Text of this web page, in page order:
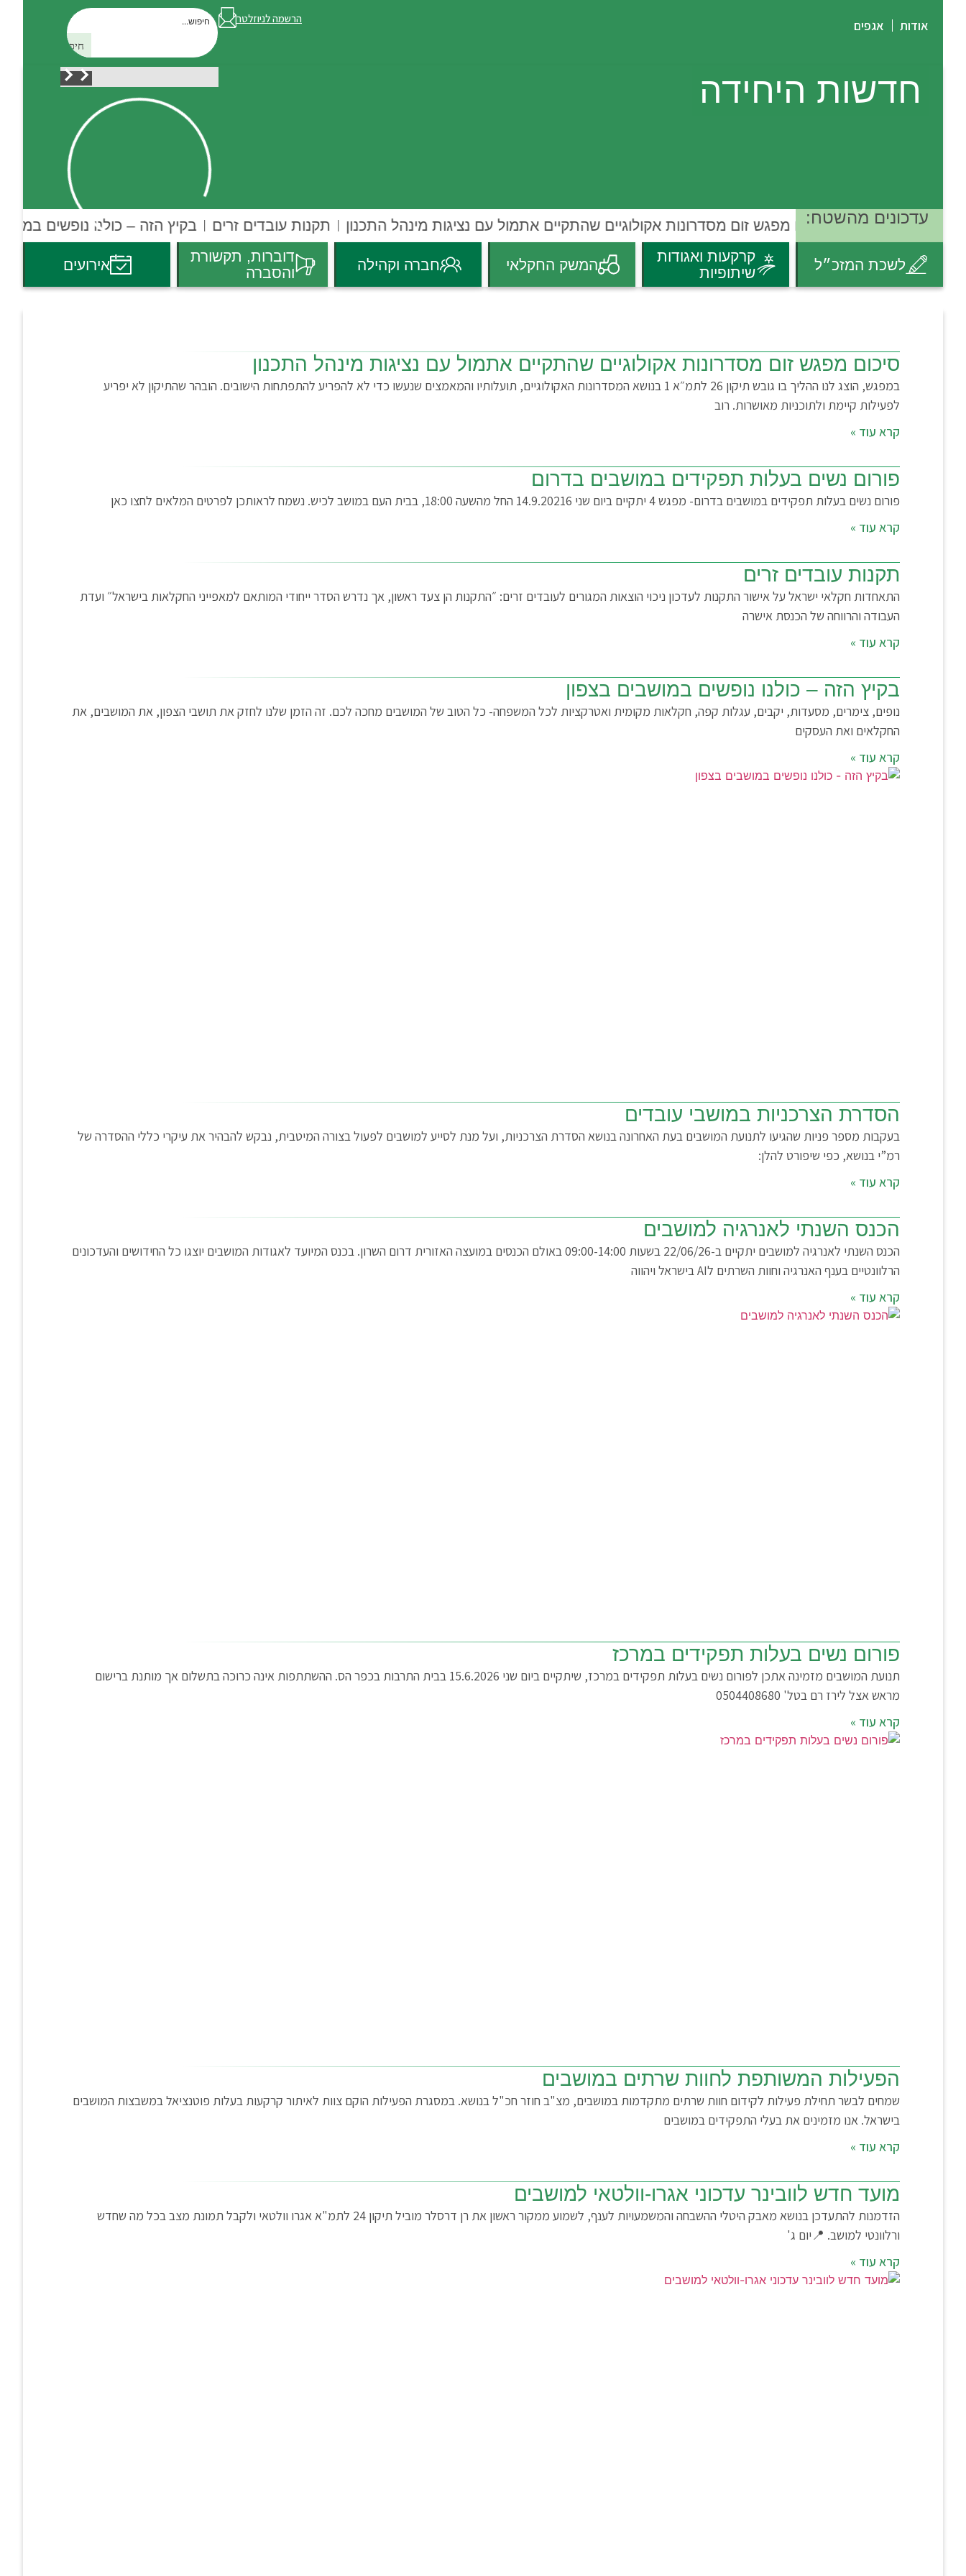
אודות אגפים הרשמה לניוזלטר
חיפוש
חדשות היחידה
עדכונים מהשטח:סיכום מפגש זום מסדרונות אקולוגיים שהתקיים אתמול עם נציגות מינהל התכנון תקנות עובדים זרים בקיץ הזה – כולנו נופשים
לשכת המזכ״ל
קרקעות ואגודות
שיתופיות
המשק החקלאי חברה וקהילה
דוברות, תקשורת
והסברה
אירועים
סיכום מפגש זום מסדרונות אקולוגיים שהתקיים אתמול עם נציגות מינהל התכנון
במפגש, הוצג לנו ההליך בו גובש תיקון 26 לתמ״א 1 בנושא המסדרונות האקולוגיים, תועלותיו והמאמצים שנעשו כדי לא להפריע להתפתחות הישובים. הובהר שהתיקון לא יפריע
לפעילות קיימת ולתוכניות מאושרות. רוב
קרא עוד »
פורום נשים בעלות תפקידים במושבים בדרום
פורום נשים בעלות תפקידים במושבים בדרום- מפגש 4 יתקיים ביום שני 14.9.20216 החל מהשעה 18:00, בבית העם במושב לכיש. נשמח לראותכן לפרטים המלאים לחצו כאן
קרא עוד »
תקנות עובדים זרים
התאחדות חקלאי ישראל על אישור התקנות לעדכון ניכוי הוצאות המגורים לעובדים זרים: ״התקנות הן צעד ראשון, אך נדרש הסדר ייחודי המותאם למאפייני החקלאות בישראל״ ועדת
העבודה והרווחה של הכנסת אישרה
קרא עוד »
בקיץ הזה – כולנו נופשים במושבים בצפון
נופים, צימרים, מסעדות, יקבים, עגלות קפה, חקלאות מקומית ואטרקציות לכל המשפחה- כל הטוב של המושבים מחכה לכם. זה הזמן שלנו לחזק את תושבי הצפון, את המושבים, את
החקלאים ואת העסקים
קרא עוד »
הסדרת הצרכניות במושבי עובדים
בעקבות מספר פניות שהגיעו לתנועת המושבים בעת האחרונה בנושא הסדרת הצרכניות, ועל מנת לסייע למושבים לפעול בצורה המיטבית, נבקש להבהיר את עיקרי כללי ההסדרה של
רמ”י בנושא, כפי שיפורט להלן:
קרא עוד »
הכנס השנתי לאנרגיה למושבים
הכנס השנתי לאנרגיה למושבים יתקיים ב-22/06/26 בשעות 09:00-14:00 באולם הכנסים במועצה האזורית דרום השרון. בכנס המיועד לאגודות המושבים יוצגו כל החידושים והעדכונים
הרלוונטיים בענף האנרגיה וחוות השרתים לAI בישראל ויהווה
קרא עוד »
פורום נשים בעלות תפקידים במרכז
תנועת המושבים מזמינה אתכן לפורום נשים בעלות תפקידים במרכז, שיתקיים ביום שני 15.6.2026 בבית התרבות בכפר הס. ההשתתפות אינה כרוכה בתשלום אך מותנת ברישום
מראש אצל לירז רם בטל' 0504408680
קרא עוד »
הפעילות המשותפת לחוות שרתים במושבים
שמחים לבשר תחילת פעילות לקידום חוות שרתים מתקדמות במושבים, מצ"ב חוזר חכ"ל בנושא. במסגרת הפעילות הוקם צוות לאיתור קרקעות בעלות פוטנציאל במשבצות המושבים
בישראל. אנו מזמינים את בעלי התפקידים במושבים
קרא עוד »
מועד חדש לוובינר עדכוני אגרו-וולטאי למושבים
הזדמנות להתעדכן בנושא מאבק היטלי ההשבחה והמשמעויות לענף, לשמוע ממקור ראשון את רן דרסלר מוביל תיקון 24 לתמ"א אגרו וולטאי ולקבל תמונת מצב בכל מה שחדש
ורלוונטי למושב. 📍יום ג'
קרא עוד »